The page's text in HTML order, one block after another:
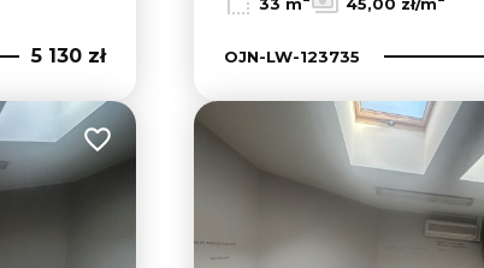
5 130 zł
33 m 45,00 zł/m
OJN-LW-123735
Dodaj do ulubionych